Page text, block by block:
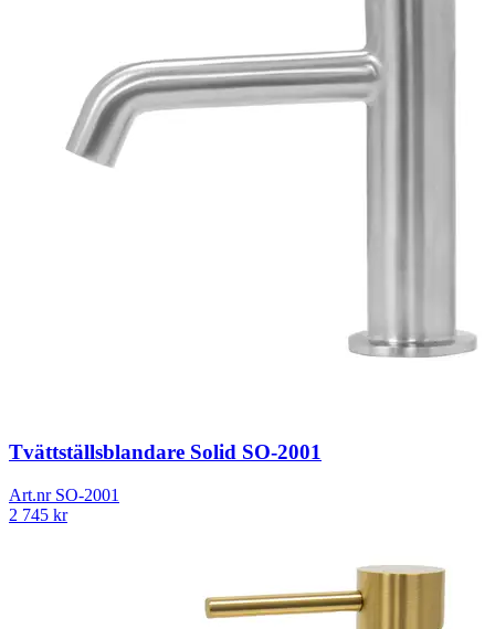
Tvättställsblandare Solid SO-2001
Art.nr SO-2001
2 745 kr